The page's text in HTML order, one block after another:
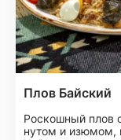
Плов Байский
Роскошный плов
нутом и изюмом,